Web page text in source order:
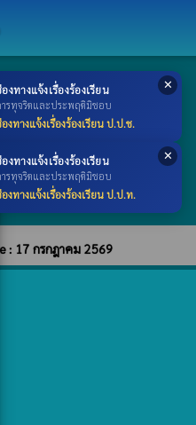
✕
งทางแจ้งเรื่องร้องเรียน
ารทุจริตและประพฤติมิชอบ
งทางแจ้งเรื่องร้องเรียน ป.ป.ช.
✕
งทางแจ้งเรื่องร้องเรียน
ารทุจริตและประพฤติมิชอบ
งทางแจ้งเรื่องร้องเรียน ป.ป.ท.
: 17 กรกฎาคม 2569